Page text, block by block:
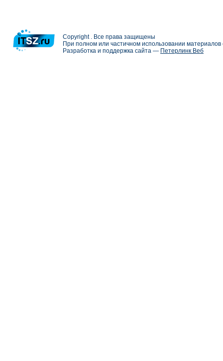
Copyright . Все права защищены
При полном или частичном использовании
Разработка и поддержка сайта — Петерлинк Веб